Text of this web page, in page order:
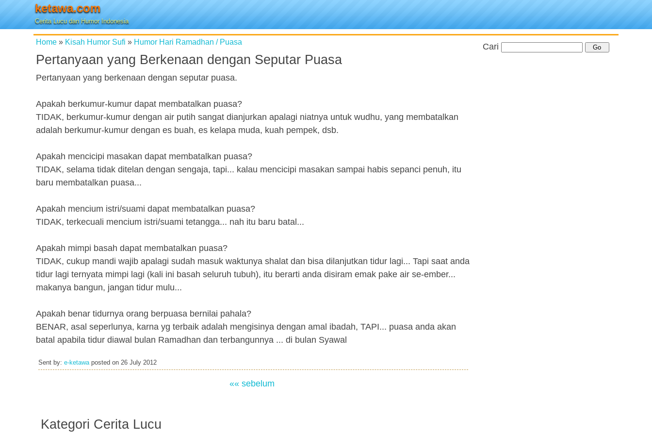
ketawa.com
Cerita Lucu dan Humor Indonesia
Home » Kisah Humor Sufi » Humor Hari Ramadhan / Puasa
Pertanyaan yang Berkenaan dengan Seputar Puasa
Pertanyaan yang berkenaan dengan seputar puasa.
Apakah berkumur-kumur dapat membatalkan puasa?
TIDAK, berkumur-kumur dengan air putih sangat dianjurkan apalagi niatnya untuk wudhu, yang membatalkan
adalah berkumur-kumur dengan es buah, es kelapa muda, kuah pempek, dsb.
Apakah mencicipi masakan dapat membatalkan puasa?
TIDAK, selama tidak ditelan dengan sengaja, tapi... kalau mencicipi masakan sampai habis sepanci penuh, itu
baru membatalkan puasa...
Apakah mencium istri/suami dapat membatalkan puasa?
TIDAK, terkecuali mencium istri/suami tetangga... nah itu baru batal...
Apakah mimpi basah dapat membatalkan puasa?
TIDAK, cukup mandi wajib apalagi sudah masuk waktunya shalat dan bisa dilanjutkan tidur lagi... Tapi saat anda
tidur lagi ternyata mimpi lagi (kali ini basah seluruh tubuh), itu berarti anda disiram emak pake air se-ember...
makanya bangun, jangan tidur mulu...
Apakah benar tidurnya orang berpuasa bernilai pahala?
BENAR, asal seperlunya, karna yg terbaik adalah mengisinya dengan amal ibadah, TAPI... puasa anda akan
batal apabila tidur diawal bulan Ramadhan dan terbangunnya ... di bulan Syawal
Sent by: e-ketawaposted on 26 July 2012
«« sebelum
Cari
Kategori Cerita Lucu